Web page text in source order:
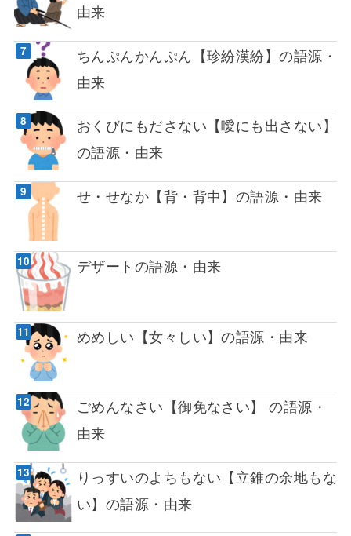
由来
ちんぷんかんぷん【珍紛漢紛】の語源・
由来
おくびにもださない【噯にも出さない】
の語源・由来
せ・せなか【背・背中】の語源・由来
デザートの語源・由来
めめしい【女々しい】の語源・由来
ごめんなさい【御免なさい】 の語源・
由来
りっすいのよちもない【立錐の余地もな
い】の語源・由来